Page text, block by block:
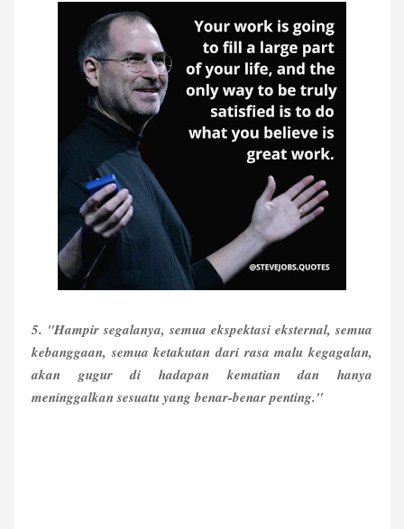
5. "Hampir segalanya, semua ekspektasi eksternal, semua
kebanggaan, semua ketakutan dari rasa malu kegagalan,
akan gugur di hadapan kematian dan hanya
meninggalkan sesuatu yang benar-benar penting."